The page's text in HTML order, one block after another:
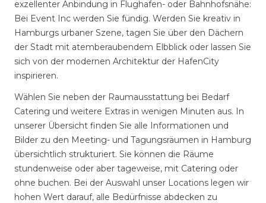
exzellenter Anbindung in Flughafen- oder Bahnhofsnähe:
Bei Event Inc werden Sie fündig. Werden Sie kreativ in
Hamburgs urbaner Szene, tagen Sie über den Dächern
der Stadt mit atemberaubendem Elbblick oder lassen Sie
sich von der modernen Architektur der HafenCity
inspirieren.
Wählen Sie neben der Raumausstattung bei Bedarf
Catering und weitere Extras in wenigen Minuten aus. In
unserer Übersicht finden Sie alle Informationen und
Bilder zu den Meeting- und Tagungsräumen in Hamburg
übersichtlich strukturiert. Sie können die Räume
stundenweise oder aber tageweise, mit Catering oder
ohne buchen. Bei der Auswahl unser Locations legen wir
hohen Wert darauf, alle Bedürfnisse abdecken zu